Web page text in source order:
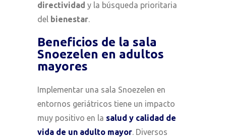
directividad y la búsqueda prioritaria
del bienestar.
Beneficios de la sala
Snoezelen en adultos
mayores
Implementar una sala Snoezelen en
entornos geriátricos tiene un impacto
muy positivo en la salud y calidad de
vida de un adulto mayor. Diversos